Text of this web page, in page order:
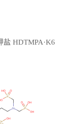
盐 HDTMPA·K6